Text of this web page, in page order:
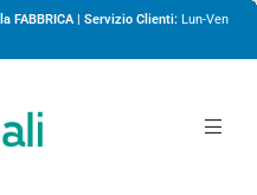
FABBRICA | Servizio Clienti: Lun-Ven